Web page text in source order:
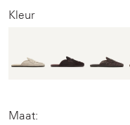
Kleur
Maat: